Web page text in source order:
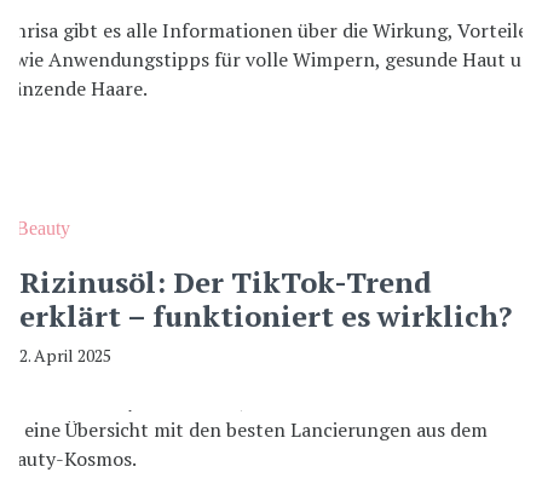
Beauty
Rizinusöl: Der TikTok-Trend
erklärt – funktioniert es wirklich?
2. April 2025